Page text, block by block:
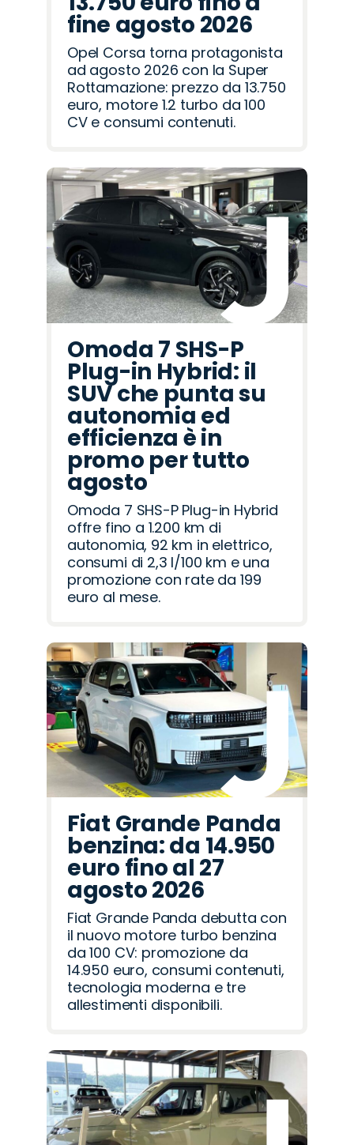
fine agosto 2026
Opel Corsa torna protagonista
ad agosto 2026 con la Super
Rottamazione: prezzo da 13.750
euro, motore 1.2 turbo da 100
CV e consumi contenuti.
Omoda 7 SHS-P
Plug-in Hybrid: il
SUV che punta su
autonomia ed
efficienza è in
promo per tutto
agosto
Omoda 7 SHS-P Plug-in Hybrid
offre fino a 1.200 km di
autonomia, 92 km in elettrico,
consumi di 2,3 l/100 km e una
promozione con rate da 199
euro al mese.
Fiat Grande Panda
benzina: da 14.950
euro fino al 27
agosto 2026
Fiat Grande Panda debutta con
il nuovo motore turbo benzina
da 100 CV: promozione da
14.950 euro, consumi contenuti,
tecnologia moderna e tre
allestimenti disponibili.